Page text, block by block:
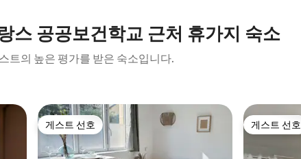
스 공공보건학교 근처 휴가지 숙소
트의 높은 평가를 받은 숙소입니다.
게스트 선호
게스트 선호 게스트 선호
게스트 선호